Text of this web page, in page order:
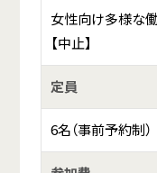
女性向け多様な
【中止】
定員
6名（事前予約制）